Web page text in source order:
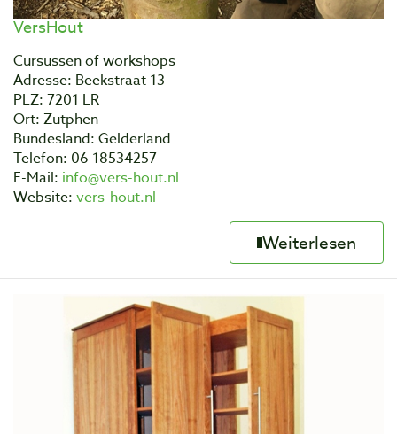
VersHout
Cursussen of workshops
Adresse: Beekstraat 13
PLZ: 7201 LR
Ort: Zutphen
Bundesland: Gelderland
Telefon: 06 18534257
E-Mail: info@vers-hout.nl
Website: vers-hout.nl
Weiterlesen